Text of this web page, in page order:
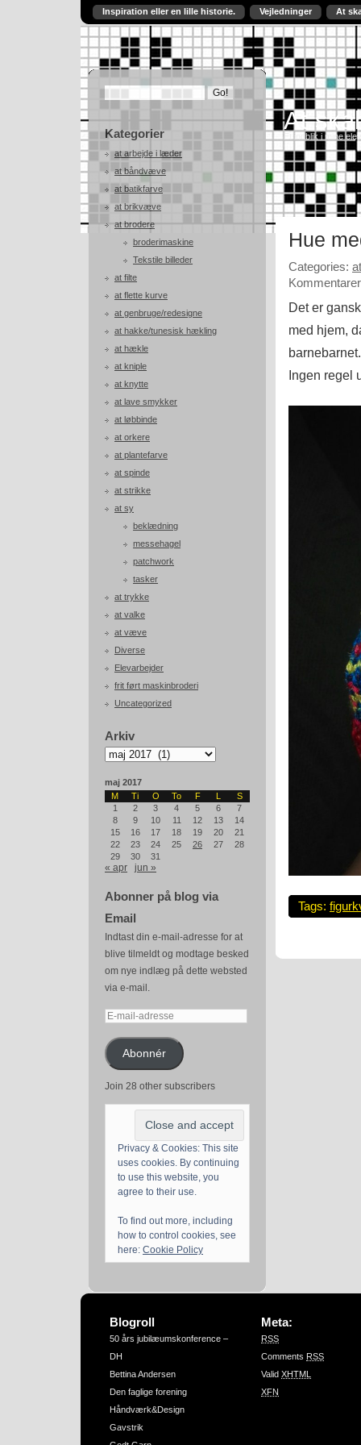
Inspiration eller en lille historie. Vejledninger At
Kategorier
at arbejde i læder
at båndvæve
at batikfarve
at brikvæve
at brodere
broderimaskine
Tekstile billeder
at filte
at flette kurve
at genbruge/redesigne
at hakke/tunesisk hækling
at hækle
at kniple
at knytte
at lave smykker
at løbbinde
at orkere
at plantefarve
at spinde
at strikke
at sy
beklædning
messehagel
patchwork
tasker
at trykke
at valke
at væve
Diverse
Elevarbejder
frit ført maskinbroderi
Uncategorized
Arkiv
Arkiv
maj 2017
M
Ti O To F L
S
1
2 3 4 5 6
7
8
9 10 11 12 13
14
15
16 17 18 19 20
21
22
23 24 25 26 27
28
29
30 31
« apr jun »
Abonner på blog via
Email
Indtast din e-mail-adresse for at
blive tilmeldt og modtage besked
om nye indlæg på dette websted
via e-mail.
E-
adresseAbonnér
Join 28 other subscribers
Privacy & Cookies: This site
uses cookies. By continuing
to use this website, you
agree to their use.
To find out more, including
how to control cookies, see
here: Cookie Policy
At
Et indblik i mine
Hue
Categories:
Det er
med hjem,
Ingen regel
Tags:
Blogroll
50 års jubilæumskonference –
DH
Bettina Andersen
Den faglige forening
Håndværk&Design
Gavstrik
Meta:
RSS
Comments RSS
Valid XHTML
XFN